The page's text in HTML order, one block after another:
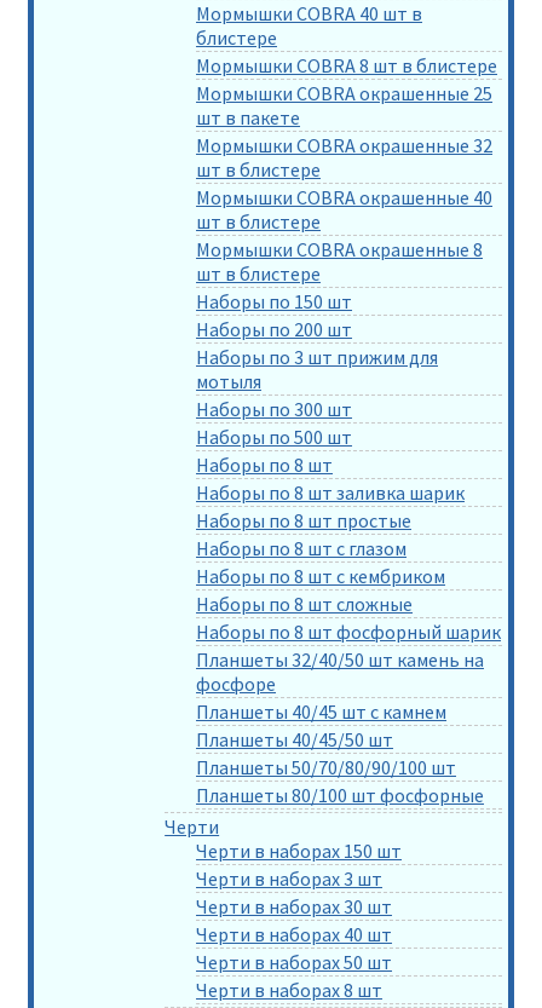
Мормышки COBRA 40 шт в
блистере
Мормышки COBRA 8 шт в блистере
Мормышки COBRA окрашенные 25
шт в пакете
Мормышки COBRA окрашенные 32
шт в блистере
Мормышки COBRA окрашенные 40
шт в блистере
Мормышки COBRA окрашенные 8
шт в блистере
Наборы по 150 шт
Наборы по 200 шт
Наборы по 3 шт прижим для
мотыля
Наборы по 300 шт
Наборы по 500 шт
Наборы по 8 шт
Наборы по 8 шт заливка шарик
Наборы по 8 шт простые
Наборы по 8 шт с глазом
Наборы по 8 шт с кембриком
Наборы по 8 шт сложные
Наборы по 8 шт фосфорный шарик
Планшеты 32/40/50 шт камень на
фосфоре
Планшеты 40/45 шт с камнем
Планшеты 40/45/50 шт
Планшеты 50/70/80/90/100 шт
Планшеты 80/100 шт фосфорные
Черти
Черти в наборах 150 шт
Черти в наборах 3 шт
Черти в наборах 30 шт
Черти в наборах 40 шт
Черти в наборах 50 шт
Черти в наборах 8 шт